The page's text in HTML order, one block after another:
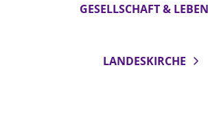
GESELLSCHAFT & LEBEN
LANDESKIRCHE